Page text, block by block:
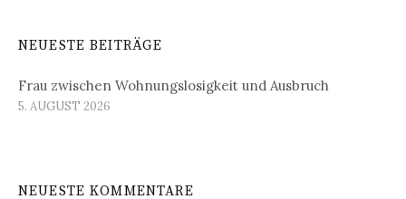
NEUESTE BEITRÄGE
Frau zwischen Wohnungslosigkeit und Ausbruch
5. AUGUST 2026
NEUESTE KOMMENTARE